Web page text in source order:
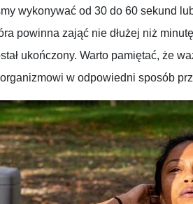
wykonywać od 30 do 60 sekund
powinna zająć nie dłużej niż
ukończony. Warto pamiętać, że
w odpowiedni sposób